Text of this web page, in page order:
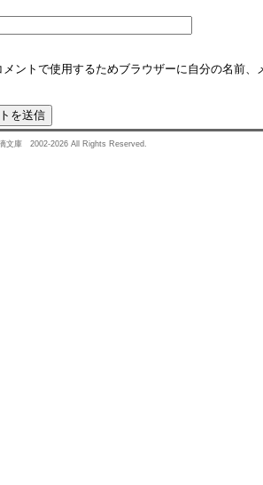
メントで使用するためブラウザーに自分の名前、
文庫 2002-2026 All Rights Reserved.